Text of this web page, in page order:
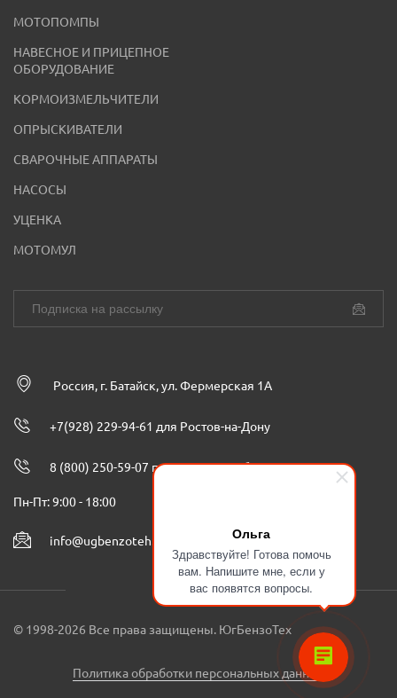
Ольга
Здравствуйте! Готова помочь
вам. Напишите мне, если у
вас появятся вопросы.
МОТОПОМПЫ
НАВЕСНОЕ И ПРИЦЕПНОЕ
ОБОРУДОВАНИЕ
КОРМОИЗМЕЛЬЧИТЕЛИ
ОПРЫСКИВАТЕЛИ
СВАРОЧНЫЕ АППАРАТЫ
НАСОСЫ
УЦЕНКА
МОТОМУЛ
Россия, г. Батайск, ул. Фермерская 1А
+7(928) 229-94-61 для Ростов-на-Дону
8 (800) 250-59-07 по всей России бесплатно
Пн-Пт: 9:00 - 18:00
info@ugbenzoteh.ru
© 1998-2026 Все права защищены. ЮгБензоТех
Политика обработки персональных данных